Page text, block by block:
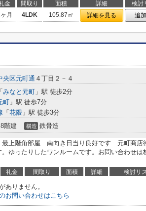
金 間取り 面積 詳細
検討
月 4LDK 105.87㎡ 詳細を見る 追
央区元町通 ４丁目２－４
「 みなと元町 」駅 徒歩2分
町 」駅 徒歩7分
「 花隈 」駅 徒歩3分
8階建 構造 鉄骨造
最上階角部屋 南向き日当り良好です 元町商
ゆったりしたワンルームです。お問い合わせは
礼金 間取り 面積 詳細 検討リ
ありません。
お問い合わせはこちら